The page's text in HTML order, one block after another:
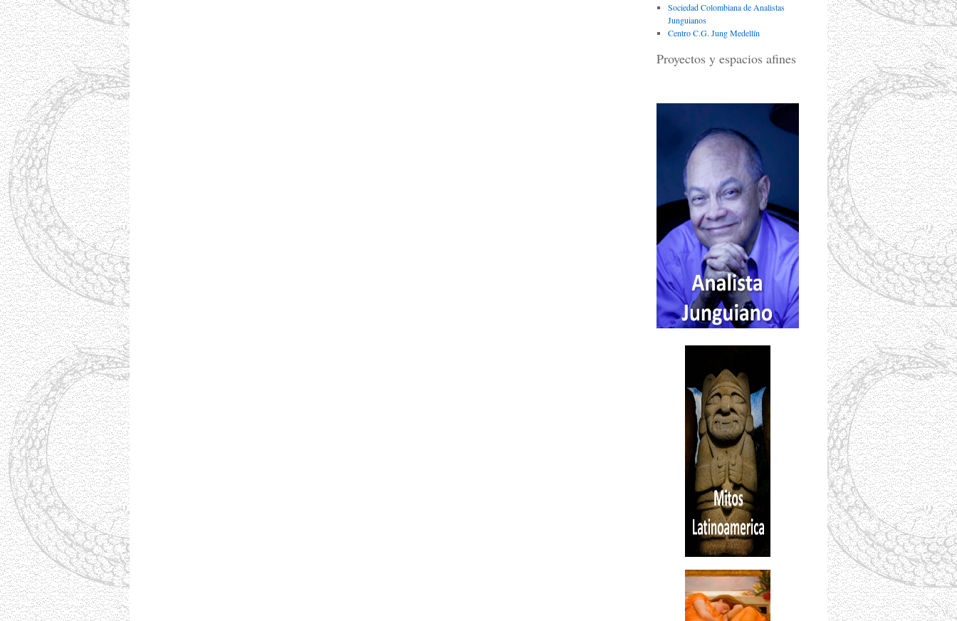
Sociedad Colombiana de Analistas
Junguianos
Centro C.G. Jung Medellín
Proyectos y espacios afines